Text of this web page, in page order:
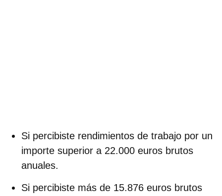
Si percibiste rendimientos de trabajo por un
importe superior a 22.000 euros brutos
anuales.
Si percibiste más de 15.876 euros brutos